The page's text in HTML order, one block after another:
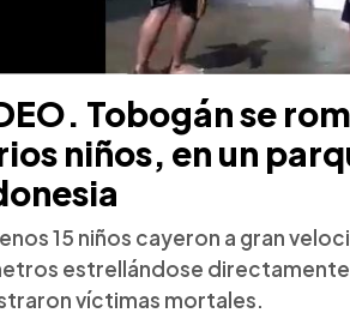
Tobogán se
niños, en un
15 niños cayeron a gran
estrellándose
víctimas mortales.